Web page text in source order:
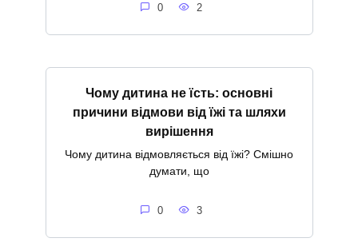
0 2
Чому дитина не їсть: основні
причини відмови від їжі та шляхи
вирішення
Чому дитина відмовляється від їжі? Смішно
думати, що
0 3